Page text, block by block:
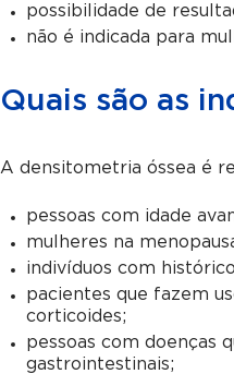
possibilidade de
não é indicada para
Quais são as
A densitometria óssea é
pessoas com idade
mulheres na
indivíduos com
pacientes que fazem
corticoides;
pessoas com doenças
gastrointestinais;